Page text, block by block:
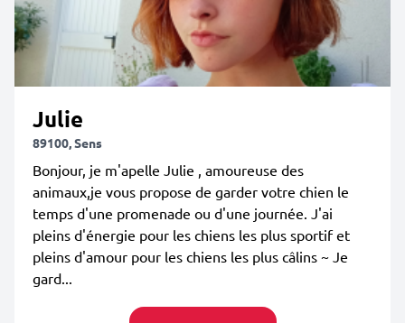
Julie
89100, Sens
Bonjour, je m'apelle Julie , amoureuse des
animaux,je vous propose de garder votre chien le
temps d'une promenade ou d'une journée. J'ai
pleins d'énergie pour les chiens les plus sportif et
pleins d'amour pour les chiens les plus câlins ~ Je
gard...